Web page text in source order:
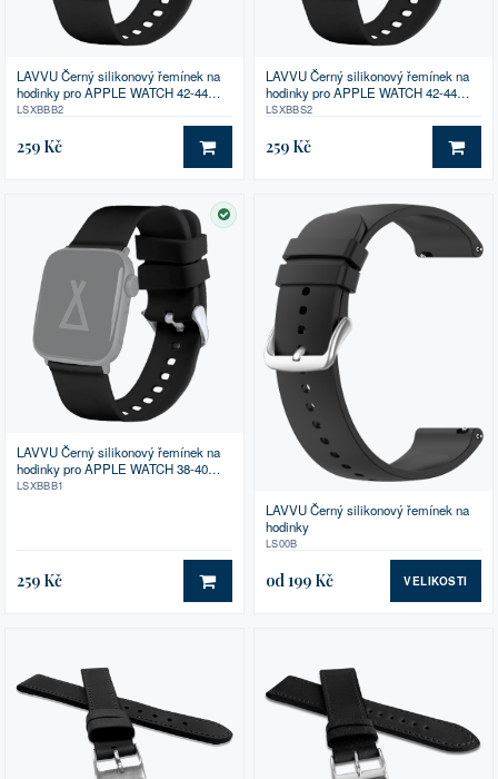
LAVVU Černý silikonový řemínek na
hodinky pro APPLE WATCH 42-44
mm
LSXBBB2
259 Kč DO KOŠÍKU
LAVVU Černý silikonový řemínek na
hodinky pro APPLE WATCH 42-44
mm
LSXBBS2
259 Kč DO
SKLADEM
LAVVU Černý silikonový řemínek na
hodinky pro APPLE WATCH 38-40
mm
LSXBBB1
259 Kč DO KOŠÍKU
LAVVU Černý silikonový řemínek na
hodinky
LS00B
od 199 Kč VELIKOSTI